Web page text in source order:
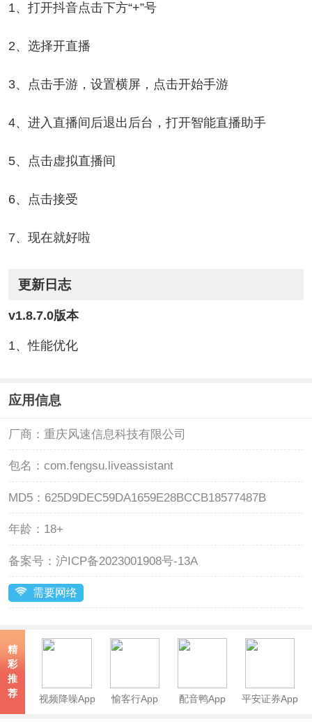
1、打开抖音点击下方“+”号
2、选择开直播
3、点击手游，设置横屏，点击开始手游
4、进入直播间后退出后台，打开智能直播助手
5、点击虚拟直播间
6、点击接受
7、现在就好啦
更新日志
v1.8.7.0版本
1、性能优化
应用信息
厂商： 重庆风速信息科技有限公司
包名： com.fengsu.liveassistant
MD5： 625D9DEC59DA1659E28BCCB18577487B
年龄： 18+
备案号： 沪ICP备2023001908号-13A
需要网络
精
彩
推
荐
视频降噪App 愉客行App 配音鸭App 平安证券App